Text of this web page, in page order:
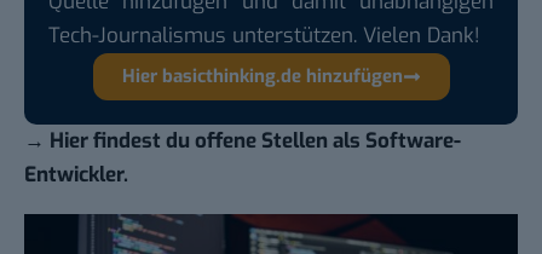
Tech-Journalismus unterstützen. Vielen Dank!
Hier basicthinking.de hinzufügen
→ Hier findest du offene Stellen als Software-
Entwickler.